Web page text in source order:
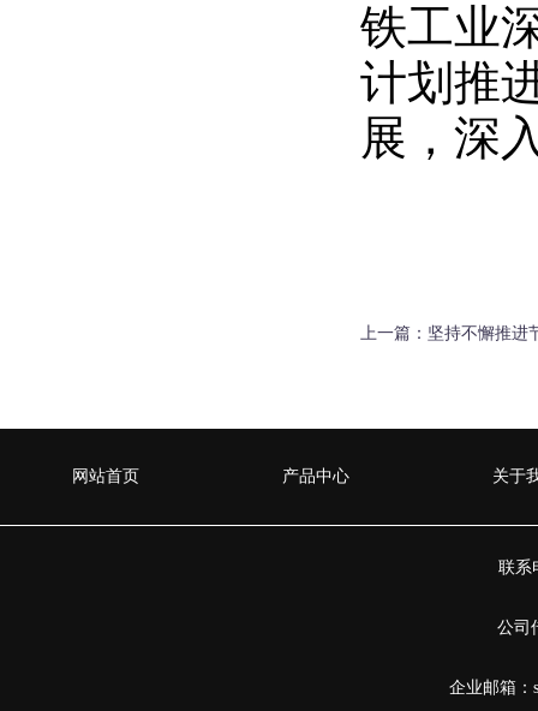
铁工业
计划推
展，深
上一篇： 坚持不懈推进
网站首页 产品中心 关于
联系
公司
企业邮箱：